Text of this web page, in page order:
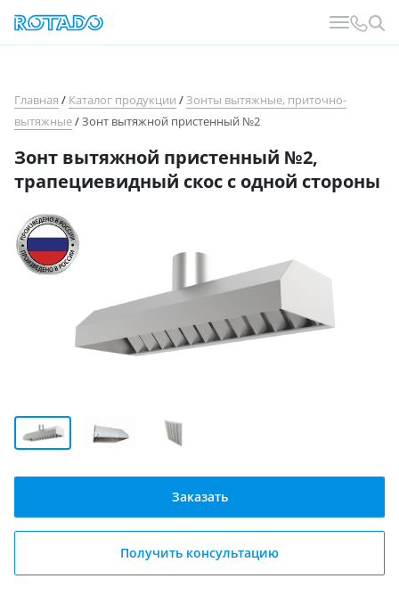
Главная / Каталог продукции /Зонты вытяжные, приточно-
вытяжные/Зонт вытяжной пристенный №2
Зонт вытяжной пристенный №2,
трапециевидный скос с одной стороны
Заказать
Получить консультацию